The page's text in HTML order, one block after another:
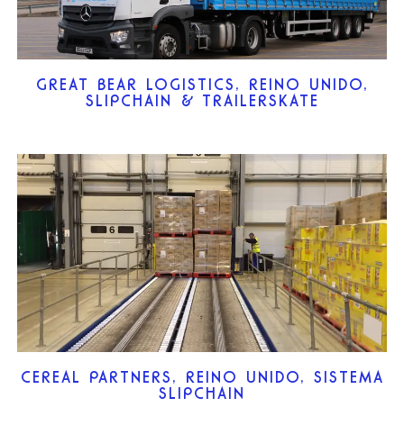
GREAT BEAR LOGISTICS, REINO UNIDO,
SLIPCHAIN & TRAILERSKATE
CEREAL PARTNERS, REINO UNIDO, SISTEMA
SLIPCHAIN